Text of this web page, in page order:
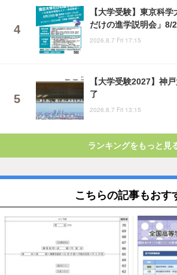
【大学受験】東京科
だけの進学説明会」8/
2026.8.7 Fri 17:15
【大学受験2027】神
了
2026.8.7 Fri 13:15
ランキングをもっと見
こちらの記事もおす